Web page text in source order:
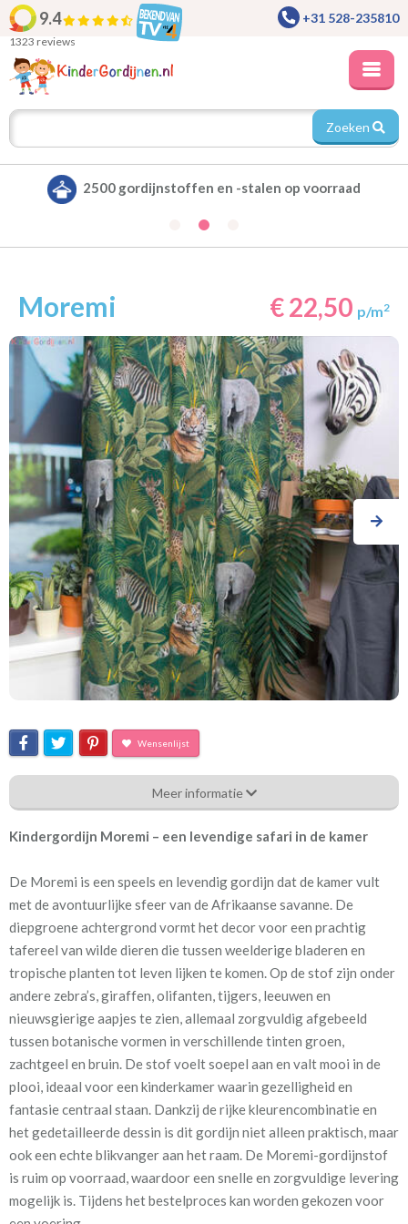
9.4
1323 reviews
+31 528-235810
Zoeken
Alle gordijnen verduisterend leverbaar
Moremi € 22,50 p/m2
Wensenlijst
Bb_[C12]Qt_DC5096 Moremi
Eigenschappen gordijnstof
Bb_[C12]Qt_DC5096
Patroon: 64 cm
Stofbreedte: 140 cm
Meestal eerder, maar houd
rekening met
circa 1-2 weken
Materiaal: 100% katoen
Een extra voering biedt extra isolatie en verduistering: in de
winter houdt het de kou buiten, in de zomer helpt het de warmte
Meer informatie
Kindergordijn Moremi – een levendige safari in de kamer
De Moremi is een speels en levendig gordijn dat de kamer vult
met de avontuurlijke sfeer van de Afrikaanse savanne. De
diepgroene achtergrond vormt het decor voor een prachtig
tafereel van wilde dieren die tussen weelderige bladeren en
tropische planten tot leven lijken te komen. Op de stof zijn onder
andere zebra’s, giraffen, olifanten, tijgers, leeuwen en
nieuwsgierige aapjes te zien, allemaal zorgvuldig afgebeeld
tussen botanische vormen in verschillende tinten groen,
zachtgeel en bruin. De stof voelt soepel aan en valt mooi in de
plooi, ideaal voor een kinderkamer waarin gezelligheid en
fantasie centraal staan. Dankzij de rijke kleurencombinatie en
het gedetailleerde dessin is dit gordijn niet alleen praktisch, maar
ook een echte blikvanger aan het raam. De Moremi-gordijnstof
is ruim op voorraad, waardoor een snelle en zorgvuldige levering
mogelijk is. Tijdens het bestelproces kan worden gekozen voor